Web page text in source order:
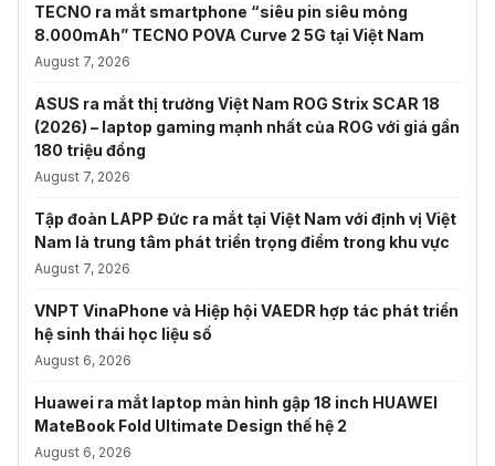
TECNO ra mắt smartphone “siêu pin siêu mỏng
8.000mAh” TECNO POVA Curve 2 5G tại Việt Nam
August 7, 2026
ASUS ra mắt thị trường Việt Nam ROG Strix SCAR 18
(2026) – laptop gaming mạnh nhất của ROG với giá gần
180 triệu đồng
August 7, 2026
Tập đoàn LAPP Đức ra mắt tại Việt Nam với định vị Việt
Nam là trung tâm phát triển trọng điểm trong khu vực
August 7, 2026
VNPT VinaPhone và Hiệp hội VAEDR hợp tác phát triển
hệ sinh thái học liệu số
August 6, 2026
Huawei ra mắt laptop màn hình gập 18 inch HUAWEI
MateBook Fold Ultimate Design thế hệ 2
August 6, 2026